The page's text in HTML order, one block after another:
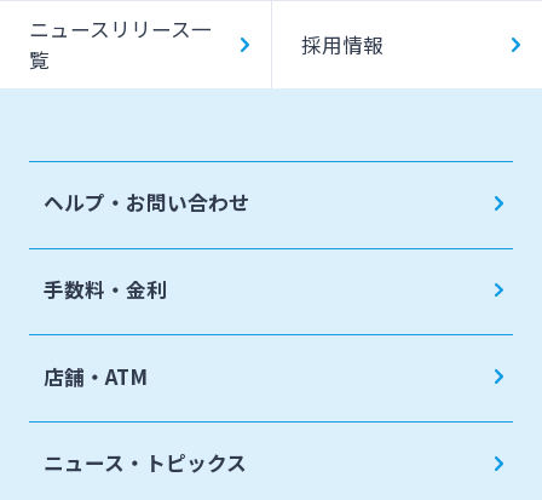
ニュースリリース一
覧
採用情報
ヘルプ・お問い合わせ
手数料・金利
店舗・ATM
ニュース・トピックス